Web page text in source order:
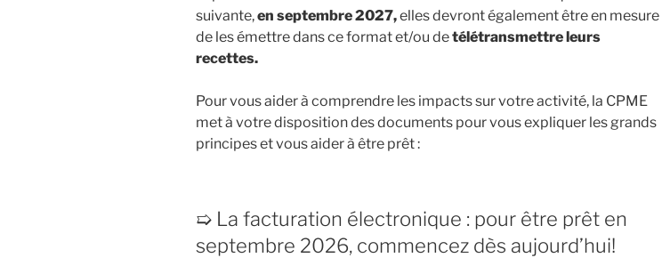
suivante,en septembre 2027,elles devront également être en mesure
de les émettre dans ce format et/ou detélétransmettre leurs
recettes.
Pour vous aider à comprendre les impacts sur votre activité, la CPME
met à votre disposition des documents pour vous expliquer les grands
principes et vous aider à être prêt :
➯ La facturation électronique : pour être prêt en
septembre 2026, commencez dès aujourd’hui!